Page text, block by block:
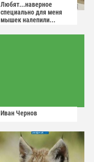
Любят...наверное
специально для меня
мышек налепили...
Иван Чернов